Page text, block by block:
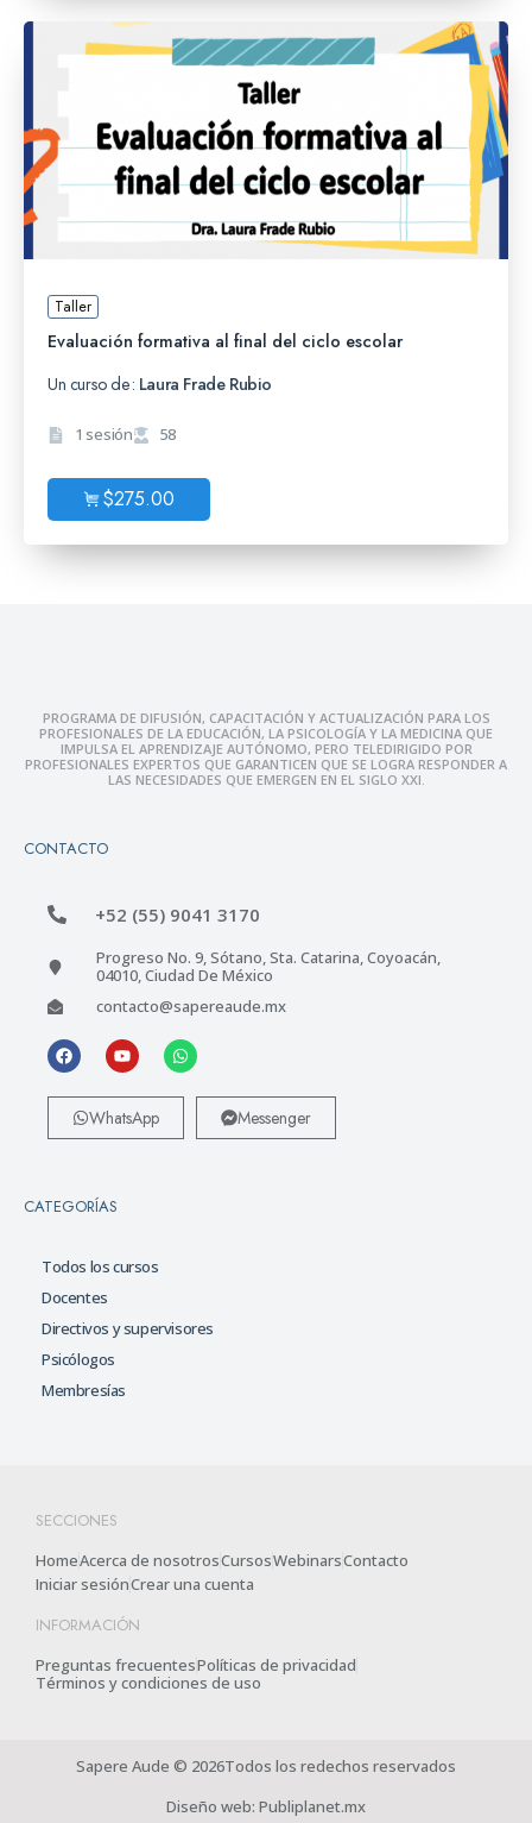
Taller
Evaluación formativa al final del ciclo escolar
Un curso de: Laura Frade Rubio
1 sesión 58
$275.00
PROGRAMA DE DIFUSIÓN, CAPACITACIÓN Y ACTUALIZACIÓN PARA LOS
PROFESIONALES DE LA EDUCACIÓN, LA PSICOLOGÍA Y LA MEDICINA QUE
IMPULSA EL APRENDIZAJE AUTÓNOMO, PERO TELEDIRIGIDO POR
PROFESIONALES EXPERTOS QUE GARANTICEN QUE SE LOGRA RESPONDER A
LAS NECESIDADES QUE EMERGEN EN EL SIGLO XXI.
CONTACTO
+52 (55) 9041 3170
Progreso No. 9, Sótano, Sta. Catarina, Coyoacán,
04010, Ciudad De México
contacto@sapereaude.mx
WhatsApp Messenger
CATEGORÍAS
Todos los cursos
Docentes
Directivos y supervisores
Psicólogos
Membresías
SECCIONES
HomeAcerca de nosotrosCursosWebinarsContacto
Iniciar sesiónCrear una cuenta
INFORMACIÓN
Preguntas frecuentesPolíticas de privacidad
Términos y condiciones de uso
Sapere Aude © 2026Todos los redechos reservados
Diseño web: Publiplanet.mx